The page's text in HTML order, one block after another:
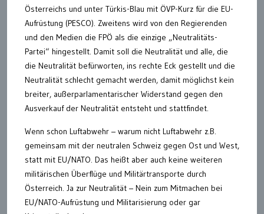
Österreichs und unter Türkis-Blau mit ÖVP-Kurz für die EU-
Aufrüstung (PESCO). Zweitens wird von den Regierenden
und den Medien die FPÖ als die einzige „Neutralitäts-
Partei“ hingestellt. Damit soll die Neutralität und alle, die
die Neutralität befürworten, ins rechte Eck gestellt und die
Neutralität schlecht gemacht werden, damit möglichst kein
breiter, außerparlamentarischer Widerstand gegen den
Ausverkauf der Neutralität entsteht und stattfindet.
Wenn schon Luftabwehr – warum nicht Luftabwehr z.B.
gemeinsam mit der neutralen Schweiz gegen Ost und West,
statt mit EU/NATO. Das heißt aber auch keine weiteren
militärischen Überflüge und Militärtransporte durch
Österreich. Ja zur Neutralität – Nein zum Mitmachen bei
EU/NATO-Aufrüstung und Militarisierung oder gar